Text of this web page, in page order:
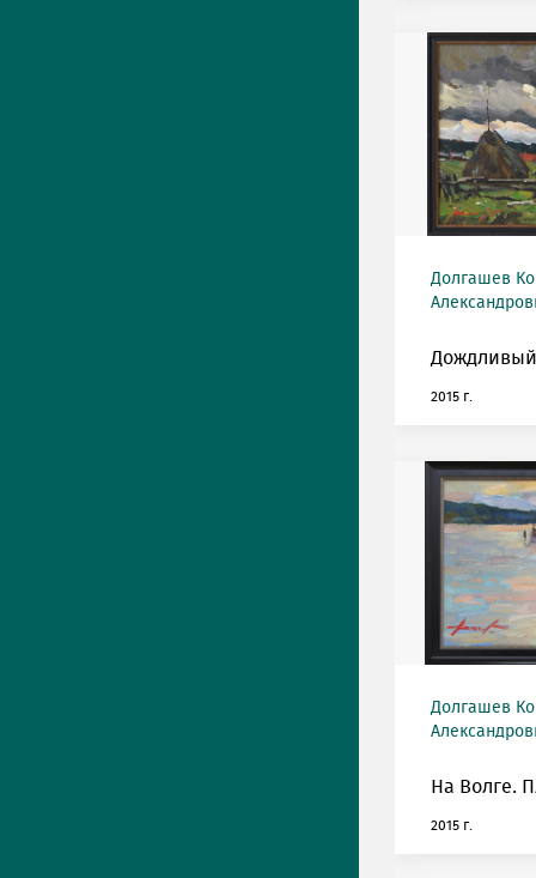
Долгашев
2015 г.
Долгашев
На Волге.
2015 г.